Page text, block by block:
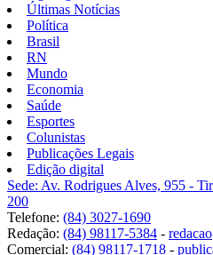
Últimas Notícias
Política
Brasil
RN
Mundo
Economia
Saúde
Esportes
Colunistas
Publicações Legais
Edição digital
Sede: Av. Rodrigues Alves, 955 -
200
Telefone: (84) 3027-1690
Redação: (84) 98117-5384 -
Comercial: (84) 98117-1718 -